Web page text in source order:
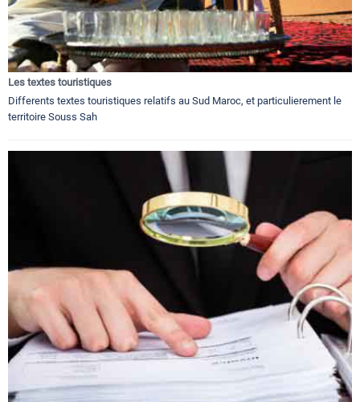
Les textes touristiques
Differents textes touristiques relatifs au Sud Maroc, et particulierement le
territoire Souss Sah